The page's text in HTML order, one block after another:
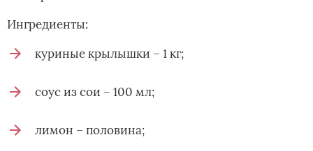
Ингредиенты:
куриные крылышки – 1 кг;
соус из сои – 100 мл;
лимон – половина;